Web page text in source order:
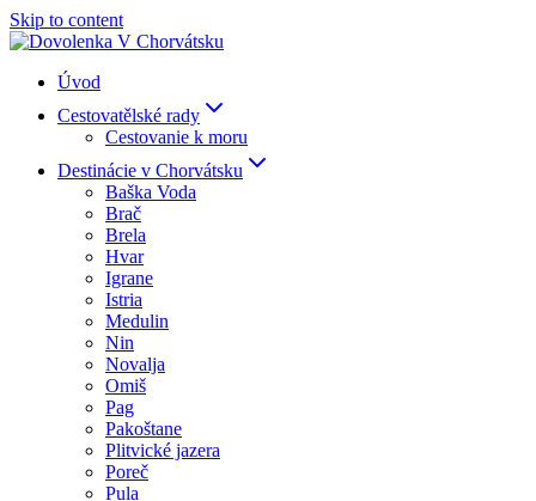
Skip to content
Úvod
Cestovatělské rady
Cestovanie k moru
Destinácie v Chorvátsku
Baška Voda
Brač
Brela
Hvar
Igrane
Istria
Medulin
Nin
Novalja
Omiš
Pag
Pakoštane
Plitvické jazera
Poreč
Pula